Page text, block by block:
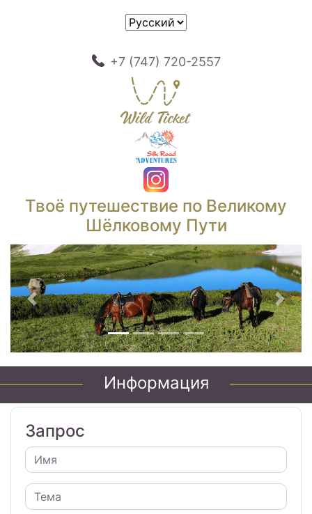
+7 (747) 720-2557
Твоё путешествие по Великому
Шёлковому Пути
Предыдущий
Информация
Запрос